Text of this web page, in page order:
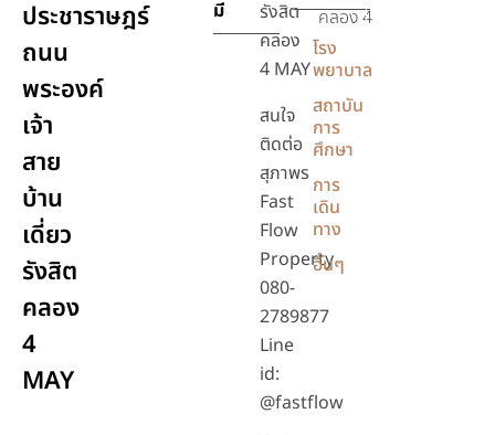
ประชาราษฎร์
ถนน
พระองค์
เจ้า
สาย
บ้าน
เดี่ยว
รังสิต
คลอง
4
MAY
มี
รังสิต
คลอง
4 MAY
สนใจ
ติดต่อ
สุภาพร
Fast
Flow
Property
080-
2789877
Line
id:
@fastflow
คลอง 4
โรง
พยาบาล
สถาบัน
การ
ศึกษา
การ
เดิน
ทาง
อื่นๆ